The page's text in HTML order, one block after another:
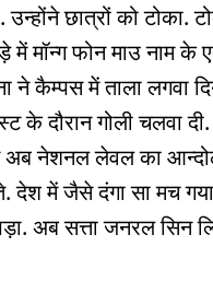
उन्होंने छात्रों को
में मॉन्ग फोन माउ नाम
ने कैम्पस में ताला लगवा
दौरान गोली चलवा
नेशनल लेवल का
में जैसे दंगा सा मच
अब सत्ता जनरल सिन